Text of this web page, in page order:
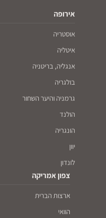
אירופה
אוסטריה
איטליה
אנגליה, בריטניה
בולגריה
גרמניה והיער השחור
הולנד
הונגריה
יוון
לונדון
צפון אמריקה
ארצות הברית
הוואי